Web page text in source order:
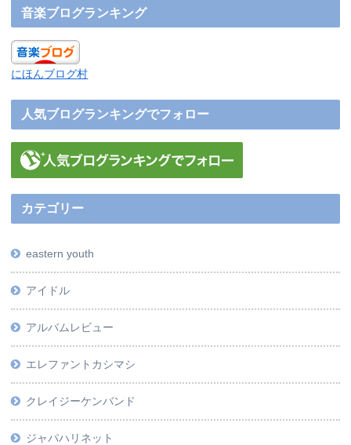
音楽ブログランキング
にほんブログ村
人気ブログランキングでフォロー
カテゴリー
eastern youth
アイドル
アルバムレビュー
エレファントカシマシ
クレイジーケンバンド
ジャパハリネット